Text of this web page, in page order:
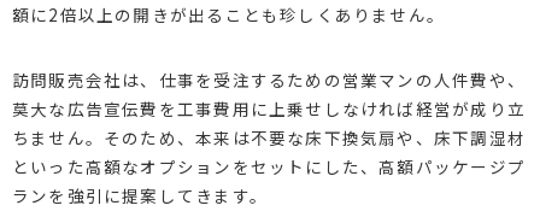
額に2倍以上の開きが出ることも珍しくありません。
訪問販売会社は、仕事を受注するための営業マンの人件費や、
莫大な広告宣伝費を工事費用に上乗せしなければ経営が成り立
ちません。そのため、本来は不要な床下換気扇や、床下調湿材
といった高額なオプションをセットにした、高額パッケージプ
ランを強引に提案してきます。